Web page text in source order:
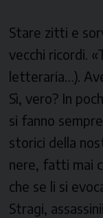
Stare zitti e
vecchi ricordi.
letteraria…).
Sì, vero? In
si fanno
storici della
nere, fatti mai
che se li si
Stragi,